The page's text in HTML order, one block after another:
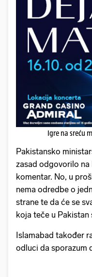
Igre na sreću
Pakistansko
zasad odgovorilo na
komentar. No, u
nema odredbe o
strane te da će se
koja teče u Pakistan
Islamabad također
odluci da sporazum